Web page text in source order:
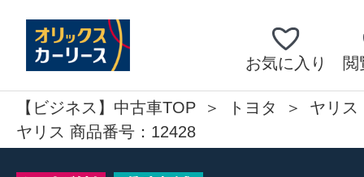
お気に入り 閲
【ビジネス】中古車TOP トヨタ
ヤリス
ヤリス 商品番号：12428